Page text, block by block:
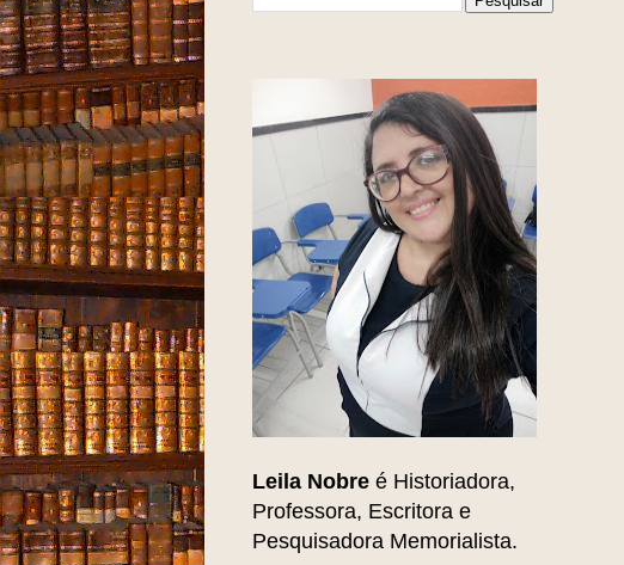
Leila Nobre é Historiadora,
Professora, Escritora e
Pesquisadora Memorialista.